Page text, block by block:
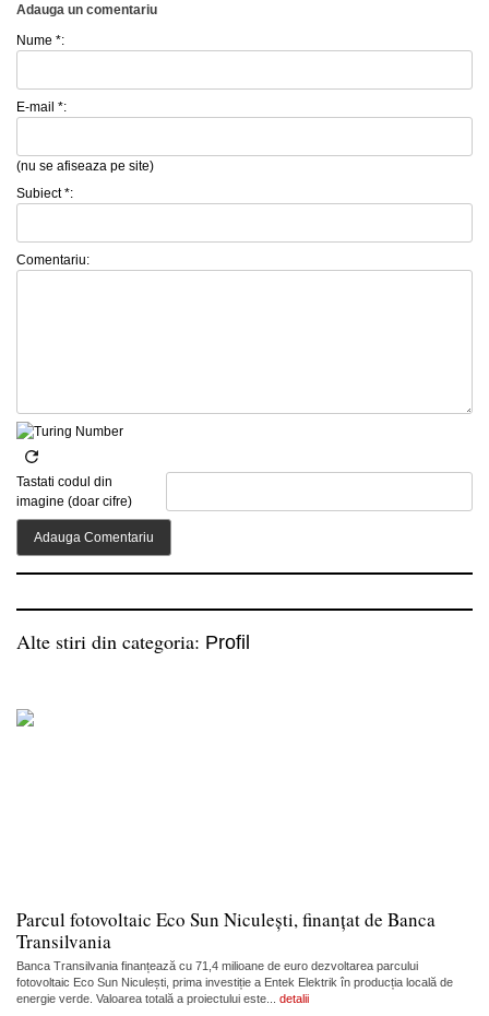
Adauga un comentariu
Nume *:
E-mail *:
(nu se afiseaza pe site)
Subiect *:
Comentariu:
Tastati codul din
imagine (doar cifre)
Alte stiri din categoria: Profil
Parcul fotovoltaic Eco Sun Niculești, finanțat de Banca
Transilvania
Banca Transilvania finanțează cu 71,4 milioane de euro dezvoltarea parcului
fotovoltaic Eco Sun Niculești, prima investiție a Entek Elektrik în producția locală de
energie verde. Valoarea totală a proiectului este... detalii